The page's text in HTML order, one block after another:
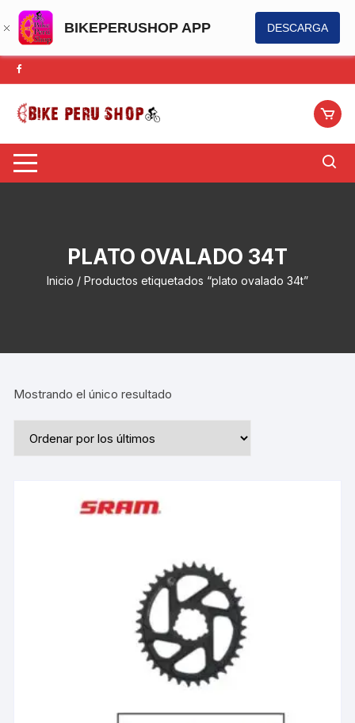
BIKEPERUSHOP APP DESCARGA
Saltar
al
contenido
PLATO OVALADO 34T
Inicio / Productos etiquetados “plato ovalado 34t”
Mostrando el único resultado